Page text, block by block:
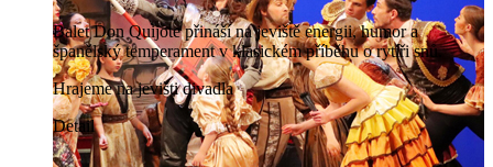
Balet Don Quijote přináší na jeviště energii, humor a
španělský temperament v klasickém příběhu o rytíři snů.
Hrajeme na jevišti divadla
Detail